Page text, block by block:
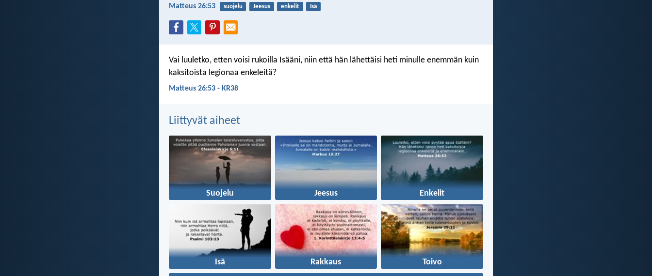
Matteus 26:53 suojelu Jeesus enkelit Isä
Vai luuletko, etten voisi rukoilla Isääni, niin että hän lähettäisi heti minulle enemmän kuin
kaksitoista legionaa enkeleitä?
Matteus 26:53 - KR38
Liittyvät aiheet
Suojelu Jeesus Enkelit
Isä Rakkaus Toivo